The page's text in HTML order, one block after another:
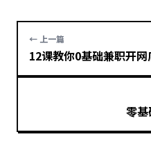
← 上一篇
12课教你0基础兼职开
零